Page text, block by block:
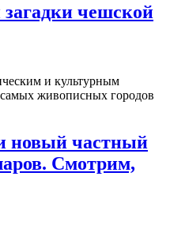
чешской
и культурным
живописных городов
новый частный
Смотрим,